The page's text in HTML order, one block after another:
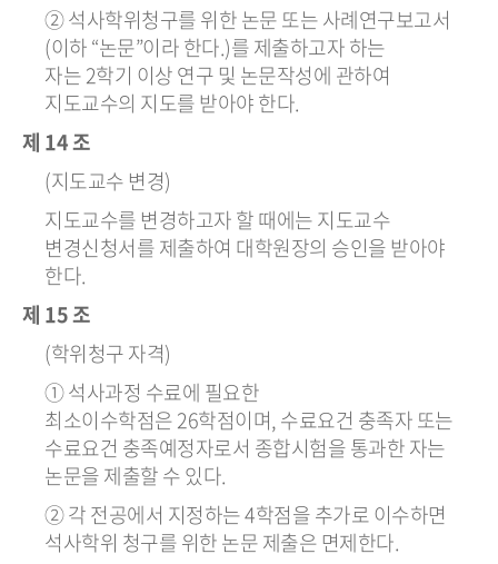
② 석사학위청구를 위한 논문 또는 사례연구보고서
(이하 “논문”이라 한다.)를 제출하고자 하는
자는 2학기 이상 연구 및 논문작성에 관하여
지도교수의 지도를 받아야 한다.
제 14 조
(지도교수 변경)
지도교수를 변경하고자 할 때에는 지도교수
변경신청서를 제출하여 대학원장의 승인을 받아야
한다.
제 15 조
(학위청구 자격)
① 석사과정 수료에 필요한
최소이수학점은 26학점이며, 수료요건 충족자 또는
수료요건 충족예정자로서 종합시험을 통과한 자는
논문을 제출할 수 있다.
② 각 전공에서 지정하는 4학점을 추가로 이수하면
석사학위 청구를 위한 논문 제출은 면제한다.